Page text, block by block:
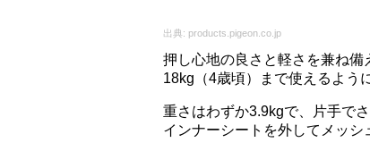
出典: products.pigeon.co.jp
押し心地の良さと軽さを兼ね
18kg（4歳頃）まで使えるよう
重さはわずか3.9kgで、片手で
インナーシートを外してメッシ